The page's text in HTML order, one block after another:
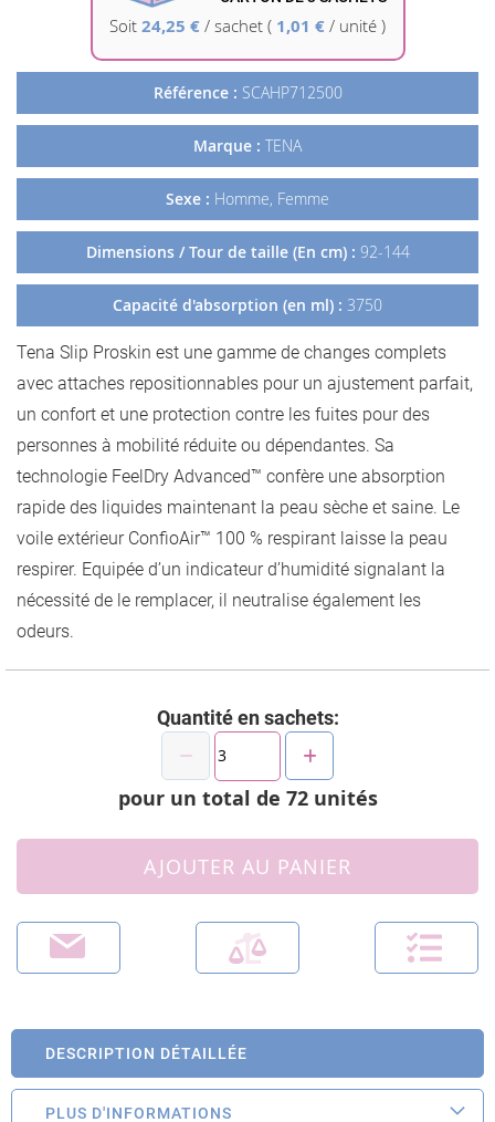
Soit 24,25 € / sachet ( 1,01 € / unité )
Référence : SCAHP712500
Marque : TENA
Sexe : Homme, Femme
Dimensions / Tour de taille (En cm) : 92-144
Capacité d'absorption (en ml) : 3750
Tena Slip Proskin est une gamme de changes complets
avec attaches repositionnables pour un ajustement parfait,
un confort et une protection contre les fuites pour des
personnes à mobilité réduite ou dépendantes. Sa
technologie FeelDry Advanced™ confère une absorption
rapide des liquides maintenant la peau sèche et saine. Le
voile extérieur ConfioAir™ 100 % respirant laisse la peau
respirer. Equipée d’un indicateur d’humidité signalant la
nécessité de le remplacer, il neutralise également les
odeurs.
Quantité en sachets:
pour un total de 72unités
AJOUTER AU PANIER
DESCRIPTION DÉTAILLÉE
PLUS D'INFORMATIONS